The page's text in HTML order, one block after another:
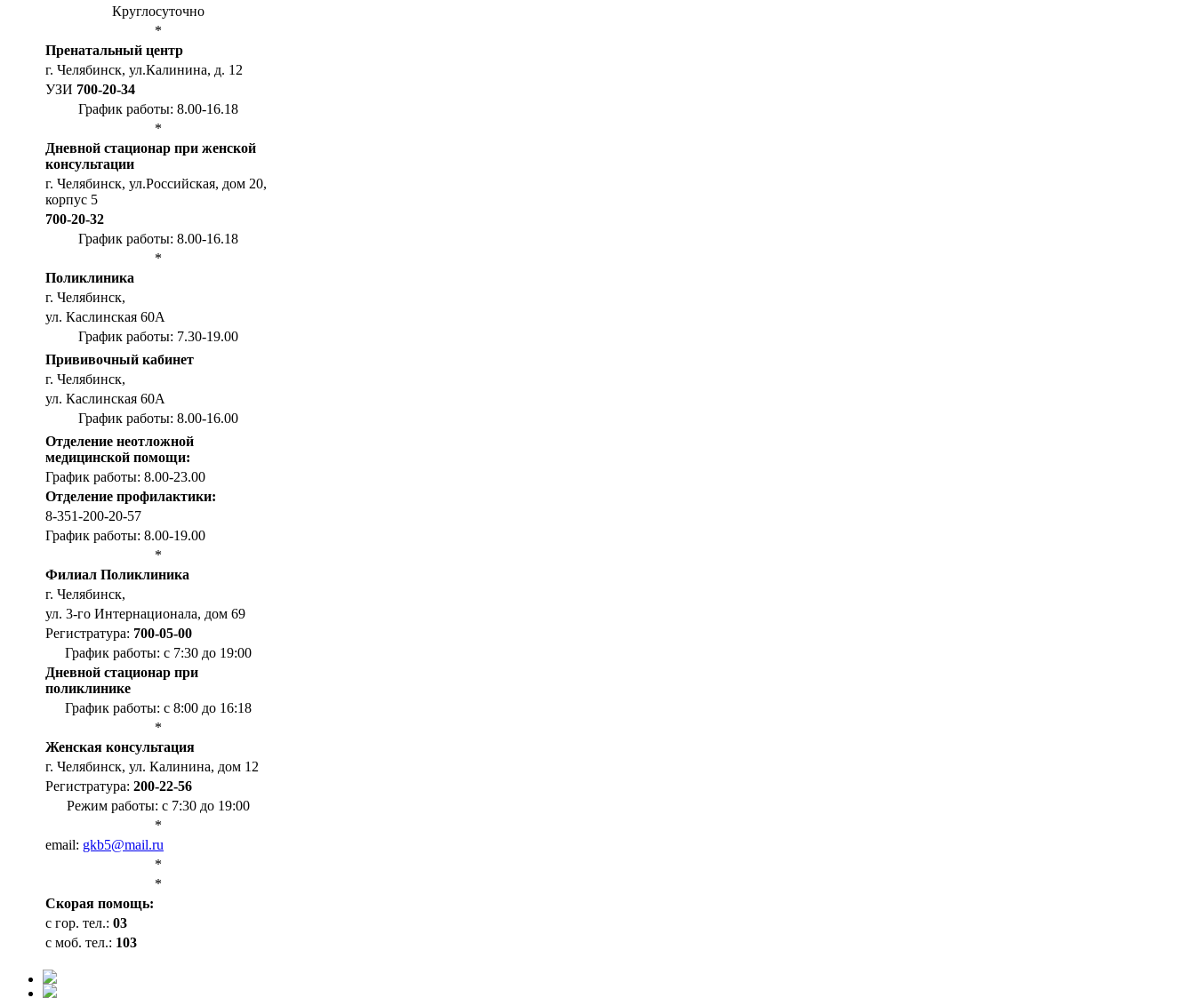
Круглосуточно
*
Пренатальный центр
г. Челябинск, ул.Калинина, д. 12
УЗИ 700-20-34
График работы: 8.00-16.18
*
Дневной стационар при женской
консультации
г. Челябинск, ул.Российская, дом 20,
корпус 5
700-20-32
График работы: 8.00-16.18
*
Поликлиника
г. Челябинск,
ул. Каслинская 60А
График работы: 7.30-19.00
Прививочный кабинет
г. Челябинск,
ул. Каслинская 60А
График работы: 8.00-16.00
Отделение неотложной
медицинской помощи:
График работы: 8.00-23.00
Отделение профилактики:
8-351-200-20-57
График работы: 8.00-19.00
*
Филиал Поликлиника
г. Челябинск,
ул. 3-го Интернационала, дом 69
Регистратура: 700-05-00
График работы: с 7:30 до 19:00
Дневной стационар при
поликлинике
График работы: с 8:00 до 16:18
*
Женская консультация
г. Челябинск, ул. Калинина, дом 12
Регистратура: 200-22-56
Режим работы: с 7:30 до 19:00
*
email: gkb5@mail.ru
*
*
Cкорая помощь:
с гор. тел.: 03
с моб. тел.: 103